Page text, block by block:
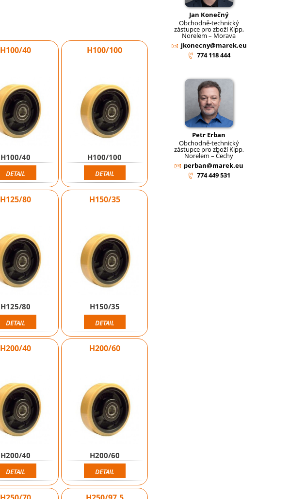
H100/40
H100/40
DETAIL
H100/100
H100/100
DETAIL
H125/80
H125/80
DETAIL
H150/35
H150/35
DETAIL
H200/40
H200/40
DETAIL
H200/60
H200/60
DETAIL
Jan Konečný
Obchodně-technický
zástupce pro zboží Kipp,
Norelem – Morava
jkonecny@marek.eu
774 118 444
Petr Erban
Obchodně-technický
zástupce pro zboží Kipp,
Norelem – Čechy
perban@marek.eu
774 449 531